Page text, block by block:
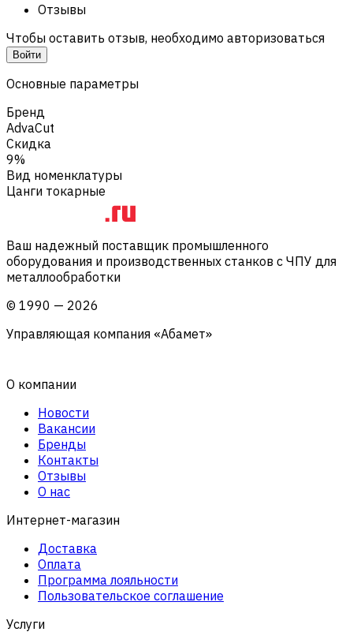
Отзывы
Чтобы оставить отзыв, необходимо авторизоваться
Войти
Основные параметры
Бренд
AdvaCut
Скидка
9%
Вид номенклатуры
Цанги токарные
Ваш надежный поставщик промышленного
оборудования и производственных станков с ЧПУ для
металлообработки
© 1990 — 2026
Управляющая компания «Абамет»
О компании
Новости
Вакансии
Бренды
Контакты
Отзывы
О нас
Интернет-магазин
Доставка
Оплата
Программа лояльности
Пользовательское соглашение
Услуги